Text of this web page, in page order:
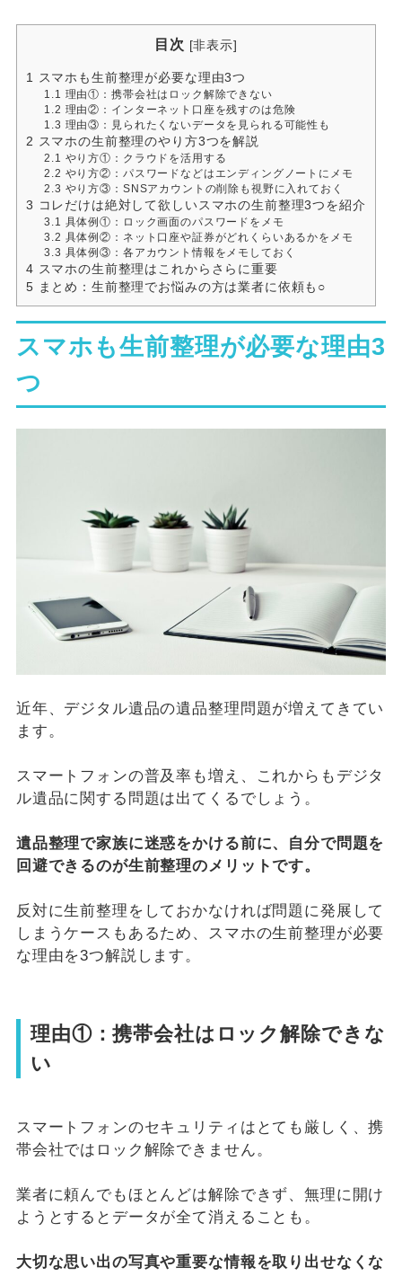
目次 [非表示]
1 スマホも生前整理が必要な理由3つ
1.1
理由①：携帯会社はロック解除できない
1.2 理由②：インターネット口座を残すのは危険
1.3 理由③：見られたくないデータを見られる可能性も
2 スマホの生前整理のやり方3つを解説
2.1
やり方①：クラウドを活用する
2.2 やり方②：パスワードなどはエンディングノートにメモ
2.3 やり方③：SNSアカウントの削除も視野に入れておく
3 コレだけは絶対して欲しいスマホの生前整理3つを紹介
3.1
具体例①：ロック画面のパスワードをメモ
3.2 具体例②：ネット口座や証券がどれくらいあるかをメモ
3.3 具体例③：各アカウント情報をメモしておく
4 スマホの生前整理はこれからさらに重要
5 まとめ：生前整理でお悩みの方は業者に依頼も○
スマホも生前整理が必要な理由3
つ
近年、デジタル遺品の遺品整理問題が増えてきてい
ます。
スマートフォンの普及率も増え、これからもデジタ
ル遺品に関する問題は出てくるでしょう。
遺品整理で家族に迷惑をかける前に、自分で問題を
回避できるのが生前整理のメリットです。
反対に生前整理をしておかなければ問題に発展して
しまうケースもあるため、スマホの生前整理が必要
な理由を3つ解説します。
理由①：携帯会社はロック解除できな
い
スマートフォンのセキュリティはとても厳しく、携
帯会社ではロック解除できません。
業者に頼んでもほとんどは解除できず、無理に開け
ようとするとデータが全て消えることも。
大切な思い出の写真や重要な情報を取り出せなくな